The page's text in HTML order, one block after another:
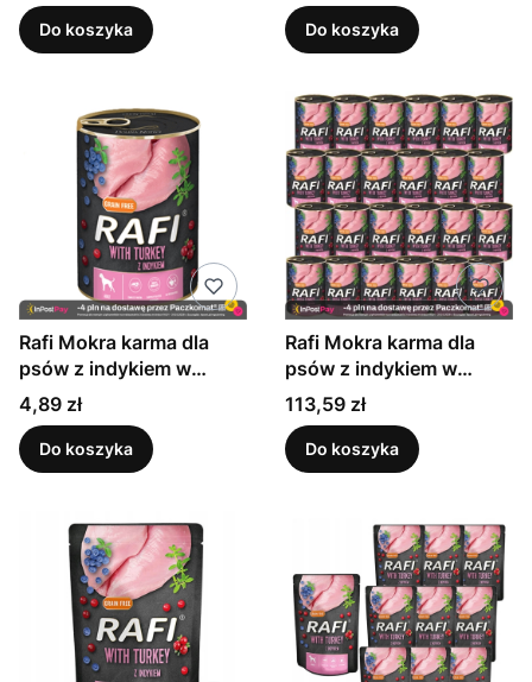
Do koszyka Do koszyka
Rafi Mokra karma dla
psów z indykiem w
puszce 400 g
Cena
4,89 zł
Do koszyka
Rafi Mokra karma dla
psów z indykiem w
puszce 400 g x 24
sztuki
Cena
113,59 zł
Do koszyka